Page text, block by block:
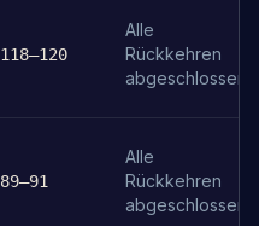
118–120
Alle
Rückkehren
abgeschlossen
89–91
Alle
Rückkehren
abgeschlossen